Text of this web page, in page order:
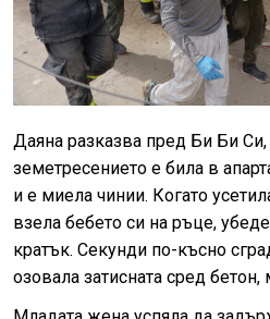
Даяна разказва пред Би Би
земетресението е била в
и е миела чинии. Когато
взела бебето си на ръце,
кратък. Секунди по-късно
озовала затисната сред